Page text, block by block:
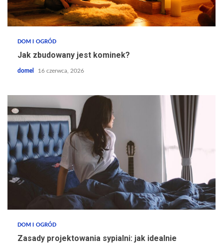
DOM I OGRÓD
Jak zbudowany jest kominek?
domel 16 czerwca, 2026
DOM I OGRÓD
Zasady projektowania sypialni: jak idealnie